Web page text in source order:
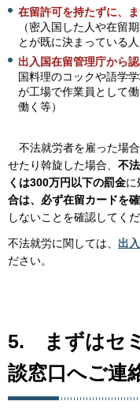
在留許可を持たずに、
（密入国した人や在留
とが既に決まっている人
出入国在留管理庁から
国料理のコックや語学
が工場で作業員として
働く等）
不法就労者を雇った場
せたり斡旋した場合、 不
くは300万円以下の罰金に
合は、必ず在留カードを
しないことを確認してくだ
不法就労に関しては、 出
ださい。
5. ま ずはセ
談窓口へご連